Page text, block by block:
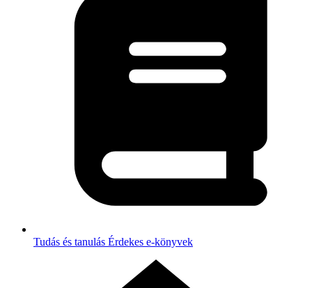
Tudás és tanulás Érdekes e-könyvek